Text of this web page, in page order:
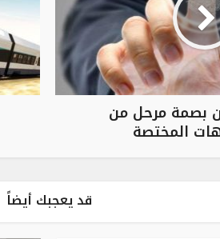
بصمة مرحل من
المختصة
قد يعجبك أيضاً